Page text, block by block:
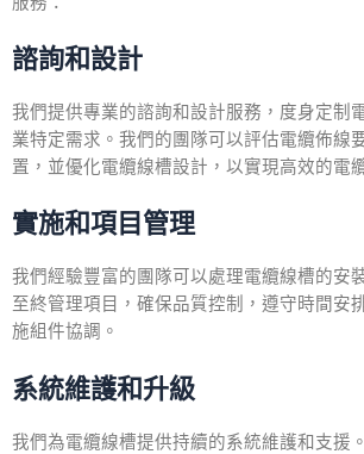
諮詢和設計
我們提供專業的諮詢和設計服務，度身定制
業特定需求。我們的團隊可以評估電纜佈線
置，並優化電纜線槽設計，以實現高效的電
實施和項目管理
我們經驗豐富的團隊可以處理電纜線槽的安
至終管理項目，確保品質控制，遵守時間安
施組件協調。
系統維護和升級
我們為電纜線槽提供持續的系統維護和支援